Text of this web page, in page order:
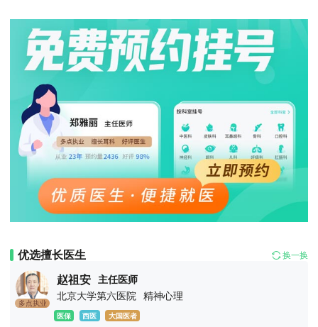
优选擅长医生 换一换
多点执业
赵祖安
主任医师
北京大学第六医院
精神心理
医保 西医 大国医者